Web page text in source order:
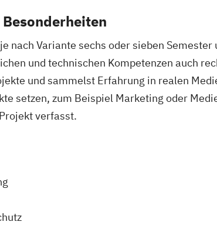
nach Variante sechs oder sieben
und technischen Kompetenzen auch
und sammelst Erfahrung in realen
setzen, zum Beispiel Marketing oder
verfasst.